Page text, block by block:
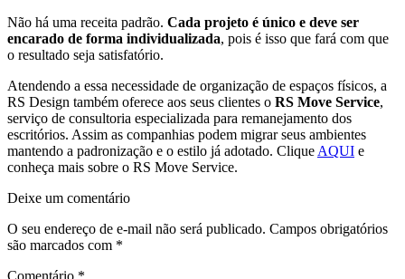
Não há uma receita padrão. Cada projeto é único e deve ser
encarado de forma individualizada, pois é isso que fará com que
o resultado seja satisfatório.
Atendendo a essa necessidade de organização de espaços físicos, a
RS Design também oferece aos seus clientes o RS Move Service,
serviço de consultoria especializada para remanejamento dos
escritórios. Assim as companhias podem migrar seus ambientes
mantendo a padronização e o estilo já adotado. Clique AQUI e
conheça mais sobre o RS Move Service.
Deixe um comentário
O seu endereço de e-mail não será publicado. Campos obrigatórios
são marcados com *
Comentário *